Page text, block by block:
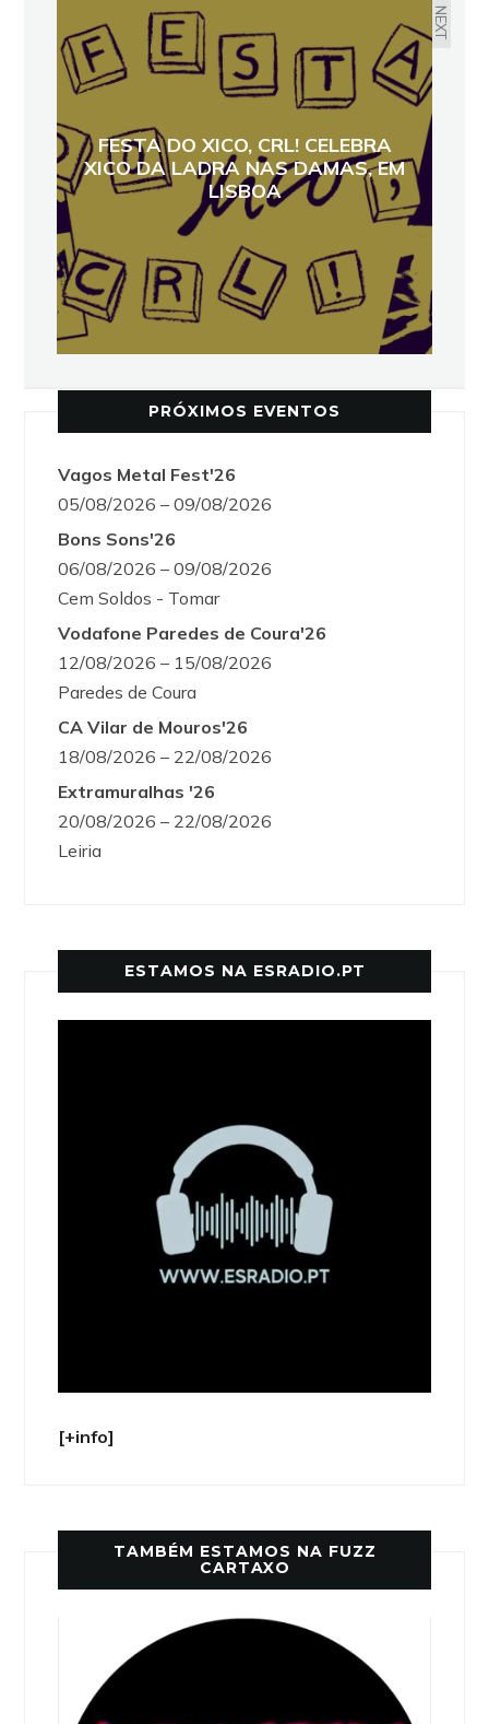
NEXT
FESTA DO XICO, CRL! CELEBRA
XICO DA LADRA NAS DAMAS, EM
LISBOA
PRÓXIMOS EVENTOS
Vagos Metal Fest'26
05/08/2026 – 09/08/2026
Bons Sons'26
06/08/2026 – 09/08/2026
Cem Soldos - Tomar
Vodafone Paredes de Coura'26
12/08/2026 – 15/08/2026
Paredes de Coura
CA Vilar de Mouros'26
18/08/2026 – 22/08/2026
Extramuralhas '26
20/08/2026 – 22/08/2026
Leiria
ESTAMOS NA ESRADIO.PT
[+info]
TAMBÉM ESTAMOS NA FUZZ
CARTAXO